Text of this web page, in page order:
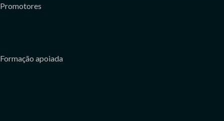
Promotores
Formação apoiada